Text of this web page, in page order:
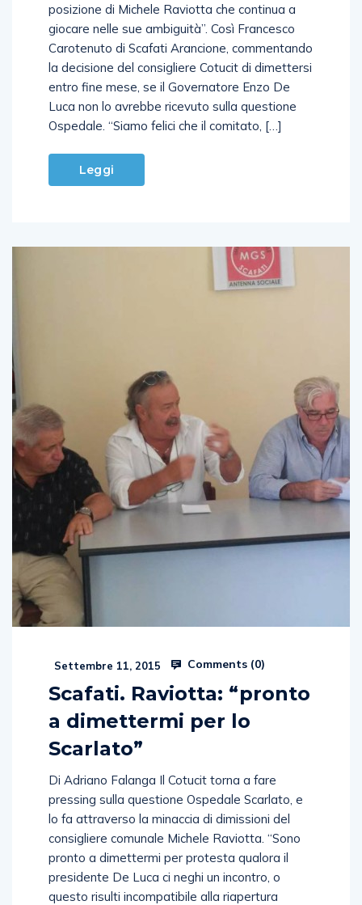
posizione di Michele Raviotta che continua a
giocare nelle sue ambiguità”. Così Francesco
Carotenuto di Scafati Arancione, commentando
la decisione del consigliere Cotucit di dimettersi
entro fine mese, se il Governatore Enzo De
Luca non lo avrebbe ricevuto sulla questione
Ospedale. “Siamo felici che il comitato, […]
Leggi
Settembre 11, 2015 Comments (0)
Scafati. Raviotta: “pronto
a dimettermi per lo
Scarlato”
Di Adriano Falanga Il Cotucit torna a fare
pressing sulla questione Ospedale Scarlato, e
lo fa attraverso la minaccia di dimissioni del
consigliere comunale Michele Raviotta. “Sono
pronto a dimettermi per protesta qualora il
presidente De Luca ci neghi un incontro, o
questo risulti incompatibile alla riapertura